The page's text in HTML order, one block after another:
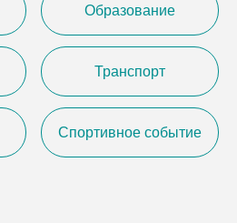
Образование
Транспорт
Спортивное событие